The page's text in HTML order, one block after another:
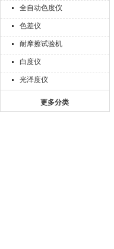
全自动色度仪
色差仪
耐摩擦试验机
白度仪
光泽度仪
更多分类